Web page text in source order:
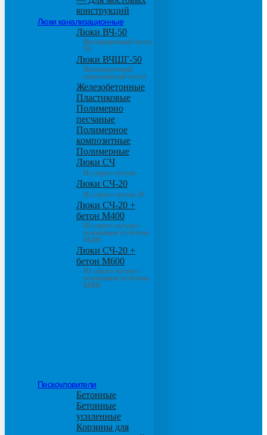
конструкций
Люки канализационные
Люки ВЧ-50
Высокопрочный чугун
50
Люки ВЧШГ-50
Высокопрочный
сверхтяжелый чугун
Железобетонные
Пластиковые
Полимерно
песчаные
Полимерное
композитные
Полимерные
Люки СЧ
Из серого чугуна
Люки СЧ-20
Из серого чугуна 20
Люки СЧ-20 +
бетон М400
Из серого чугуна с
основанием из бетона
М400
Люки СЧ-20 +
бетон М600
Из серого чугуна с
основанием из бетона
М600
Пескоуловители
Бетонные
Бетонные
усиленные
Корзины для